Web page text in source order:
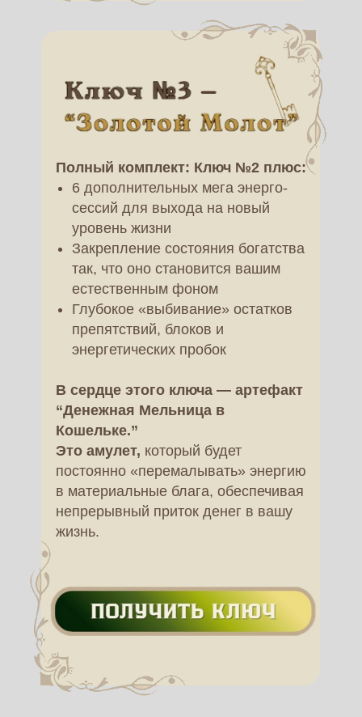
Полный комплект: Ключ №2 плюс:
6 дополнительных мега энерго-
сессий для выхода на новый
уровень жизни
Закрепление состояния богатства
так, что оно становится вашим
естественным фоном
Глубокое «выбивание» остатков
препятствий, блоков и
энергетических пробок
В сердце этого ключа — артефакт
“Денежная Мельница в
Кошельке.”
Это амулет, который будет
постоянно «перемалывать» энергию
в материальные блага, обеспечивая
непрерывный приток денег в вашу
жизнь.